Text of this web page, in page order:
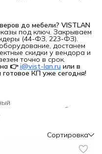
до мебели? VISTLAN
под ключ. Закрываем
(44-ФЗ, 223-ФЗ).
достанем
скидки у вендора и
точно в срок.
👉 i@vist-lan.ru или в
КП уже сегодня!
для автомобиля
Сортировка